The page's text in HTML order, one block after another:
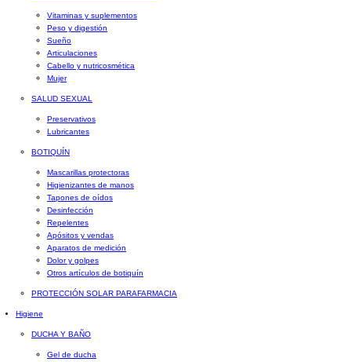
Vitaminas y suplementos
Peso y digestión
Sueño
Articulaciones
Cabello y nutricosmética
Mujer
SALUD SEXUAL
Preservativos
Lubricantes
BOTIQUÍN
Mascarillas protectoras
Higienizantes de manos
Tapones de oídos
Desinfección
Repelentes
Apósitos y vendas
Aparatos de medición
Dolor y golpes
Otros artículos de botiquín
PROTECCIÓN SOLAR PARAFARMACIA
Higiene
DUCHA Y BAÑO
Gel de ducha